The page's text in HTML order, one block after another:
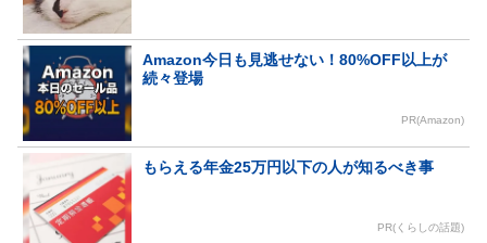
Amazon今日も見逃せない！80%OFF以上が
続々登場
PR(Amazon)
もらえる年金25万円以下の人が知るべき事
PR(くらしの話題)